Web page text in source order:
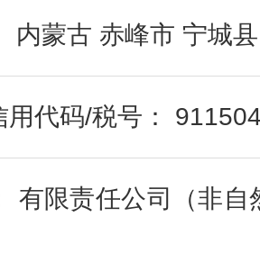
内蒙古 赤峰市 宁城
用代码/税号：
有限责任公司（非